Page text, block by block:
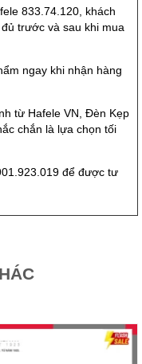
833.74.120, khách
trước và sau khi mua
ngay khi nhận hàng
từ Hafele VN, Đèn Kẹp
chắn là lựa chọn tối
để được tư